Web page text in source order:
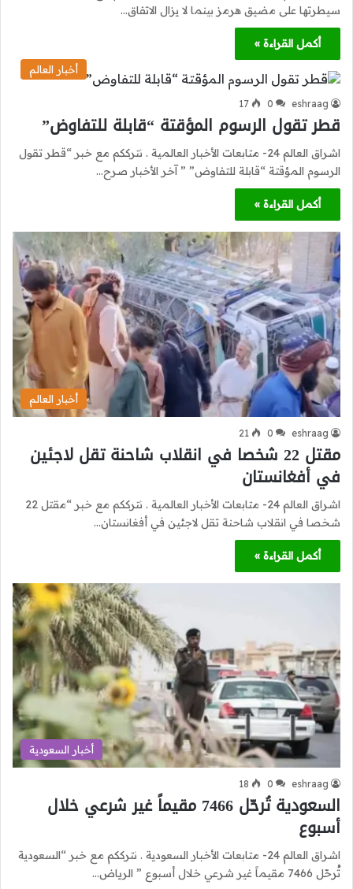
سيطرتها على مضيق هرمز بينما لا يزال الاتفاق…
أكمل القراءة »
أخبار العالم
eshraag
0
17
قطر تقول الرسوم المؤقتة “قابلة للتفاوض”
اشراق العالم 24- متابعات الأخبار العالمية . نترككم مع خبر “قطر تقول
الرسوم المؤقتة “قابلة للتفاوض” ” آخر الأخبار صرح…
أكمل القراءة »
أخبار العالم
eshraag
0
21
مقتل 22 شخصا في انقلاب شاحنة تقل لاجئين
في أفغانستان
اشراق العالم 24- متابعات الأخبار العالمية . نترككم مع خبر “مقتل 22
شخصا في انقلاب شاحنة تقل لاجئين في أفغانستان…
أكمل القراءة »
أخبار السعودية
eshraag
0
18
السعودية تُرحّل 7466 مقيماً غير شرعي خلال
أسبوع
اشراق العالم 24- متابعات الأخبار السعودية . نترككم مع خبر “السعودية
تُرحّل 7466 مقيماً غير شرعي خلال أسبوع ” الرياض…